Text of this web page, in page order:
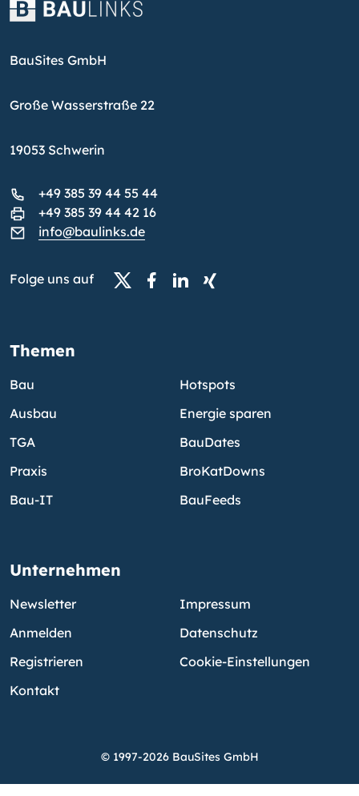
BauSites GmbH
Große Wasserstraße 22
19053 Schwerin
+49 385 39 44 55 44
+49 385 39 44 42 16
info@baulinks.de
Folge uns auf
Themen
Bau
Ausbau
TGA
Praxis
Bau-IT
Hotspots
Energie sparen
BauDates
BroKatDowns
BauFeeds
Unternehmen
Newsletter
Anmelden
Registrieren
Kontakt
Impressum
Datenschutz
Cookie-Einstellungen
© 1997-2026 BauSites GmbH